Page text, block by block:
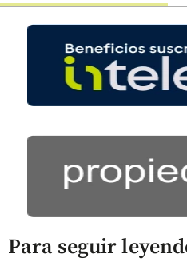
Para seguir